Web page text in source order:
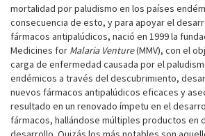
mortalidad por paludismo en los países
consecuencia de esto, y para apoyar el
fármacos antipalúdicos, nació en 1999 la
Medicines for Malaria Venture(MMV), con el
carga de enfermedad causada por el
endémicos a través del descubrimiento,
nuevos fármacos antipalúdicos eficaces y
resultado en un renovado ímpetu en el
fármacos, hallándose múltiples productos en